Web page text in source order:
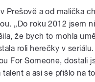
Prešově a od malička
„Do roku 2012 jsem
že bych to mohla
roli herečky v
For Someone, dostali
talent a asi se přišlo na